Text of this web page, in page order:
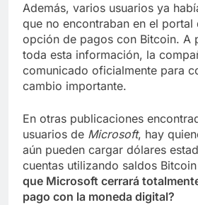
Además, varios usuarios ya
que no encontraban en el portal
opción de pagos con Bitcoin. A
toda esta información, la
comunicado oficialmente para
cambio importante.
En otras publicaciones
usuarios de Microsoft, hay
aún pueden cargar dólares
cuentas utilizando saldos
que Microsoft cerrará
pago con la moneda digital?